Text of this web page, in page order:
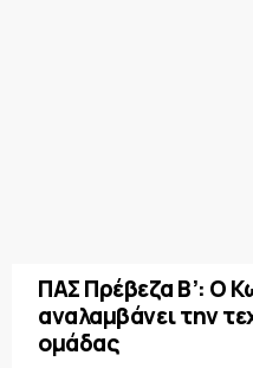
ΠΑΣ Πρέβεζα Β’: Ο
αναλαμβάνει την
ομάδας